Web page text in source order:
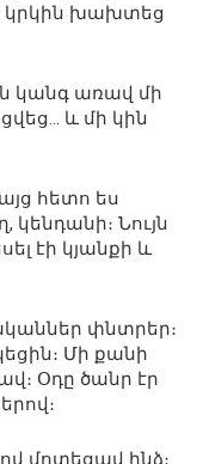
կրկին խախտեց
կանգ առավ մի
և մի կին
հետո ես
կենդանի։ Նույն
էի կյանքի և
փնտրեր։
Մի քանի
Օդը ծանր էր
մոտեցավ ինձ։